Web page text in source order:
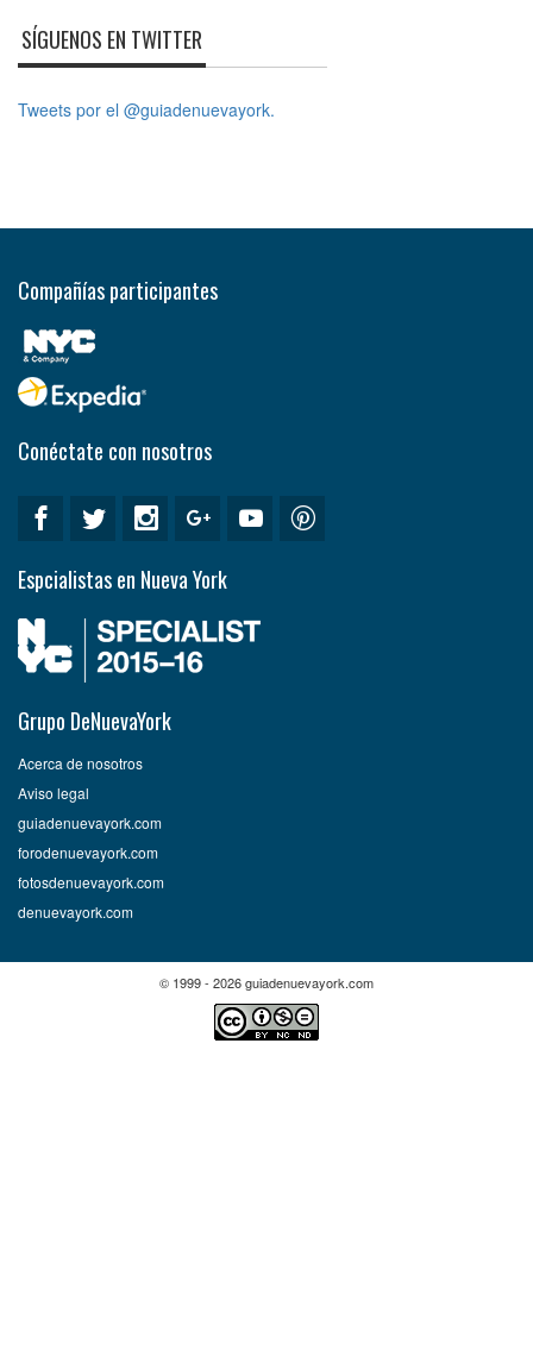
SÍGUENOS EN TWITTER
Tweets por el @guiadenuevayork.
Compañías participantes
Conéctate con nosotros
Espcialistas en Nueva York
Grupo DeNuevaYork
Acerca de nosotros
Aviso legal
guiadenuevayork.com
forodenuevayork.com
fotosdenuevayork.com
denuevayork.com
© 1999 - 2026 guiadenuevayork.com